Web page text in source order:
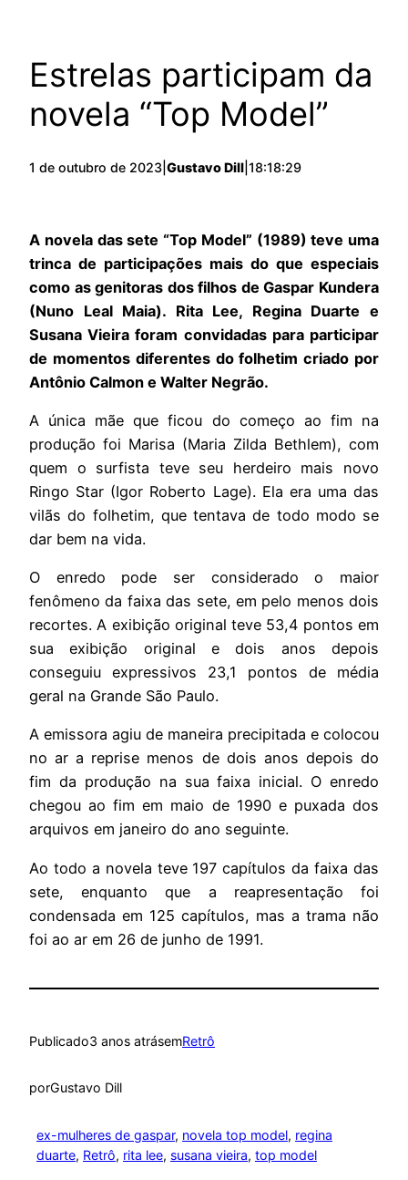
Estrelas participam da
novela “Top Model”
1 de outubro de 2023 Gustavo Dill 18:18:29
A novela das sete “Top Model” (1989) teve uma
trinca de participações mais do que especiais
como as genitoras dos filhos de Gaspar Kundera
(Nuno Leal Maia). Rita Lee, Regina Duarte e
Susana Vieira foram convidadas para participar
de momentos diferentes do folhetim criado por
Antônio Calmon e Walter Negrão.
A única mãe que ficou do começo ao fim na
produção foi Marisa (Maria Zilda Bethlem), com
quem o surfista teve seu herdeiro mais novo
Ringo Star (Igor Roberto Lage). Ela era uma das
vilãs do folhetim, que tentava de todo modo se
dar bem na vida.
O enredo pode ser considerado o maior
fenômeno da faixa das sete, em pelo menos dois
recortes. A exibição original teve 53,4 pontos em
sua exibição original e dois anos depois
conseguiu expressivos 23,1 pontos de média
geral na Grande São Paulo.
A emissora agiu de maneira precipitada e colocou
no ar a reprise menos de dois anos depois do
fim da produção na sua faixa inicial. O enredo
chegou ao fim em maio de 1990 e puxada dos
arquivos em janeiro do ano seguinte.
Ao todo a novela teve 197 capítulos da faixa das
sete, enquanto que a reapresentação foi
condensada em 125 capítulos, mas a trama não
foi ao ar em 26 de junho de 1991.
Publicado3 anos atrásemRetrô
porGustavo Dill
ex-mulheres de gaspar, novela top model, regina
duarte, Retrô, rita lee, susana vieira, top model